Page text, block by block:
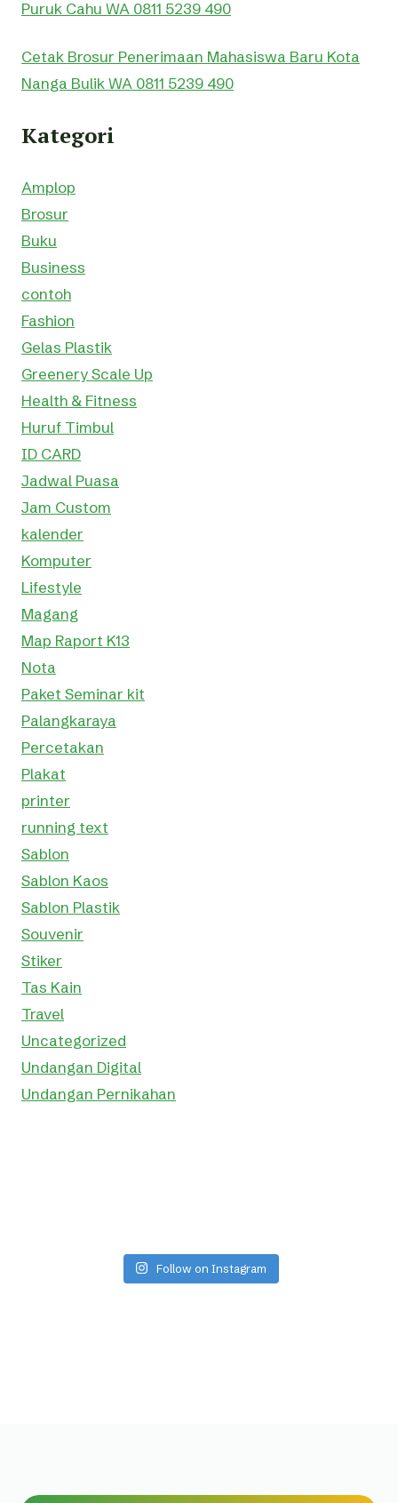
Puruk Cahu WA 0811 5239 490
Cetak Brosur Penerimaan Mahasiswa Baru Kota
Nanga Bulik WA 0811 5239 490
Kategori
Amplop
Brosur
Buku
Business
contoh
Fashion
Gelas Plastik
Greenery Scale Up
Health & Fitness
Huruf Timbul
ID CARD
Jadwal Puasa
Jam Custom
kalender
Komputer
Lifestyle
Magang
Map Raport K13
Nota
Paket Seminar kit
Palangkaraya
Percetakan
Plakat
printer
running text
Sablon
Sablon Kaos
Sablon Plastik
Souvenir
Stiker
Tas Kain
Travel
Uncategorized
Undangan Digital
Undangan Pernikahan
Follow on Instagram